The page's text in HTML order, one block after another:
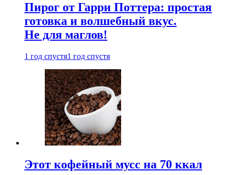
Пирог от Гарри Поттера: простая
готовка и волшебный вкус.
Не для маглов!
1 год спустя1 год спустя
Этот кофейный мусс на 70 ккал